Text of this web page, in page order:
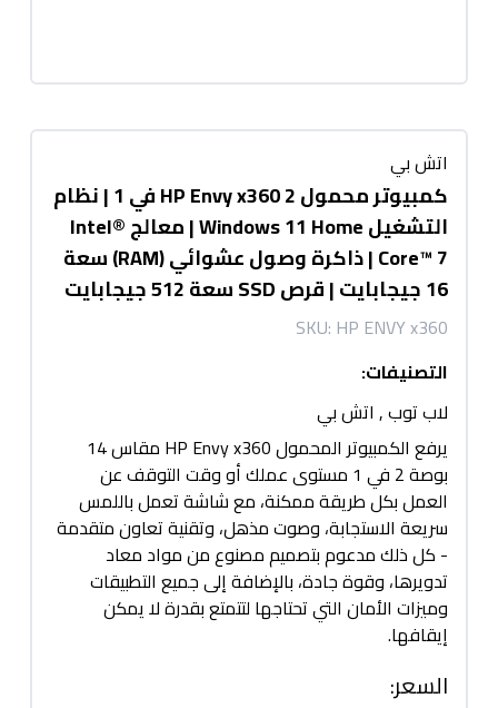
اتش بي
كمبيوتر محمول HP Envy x360 2 في 1 | نظام
التشغيل Windows 11 Home | معالج Intel®
Core™ 7 | ذاكرة وصول عشوائي (RAM) سعة
16 جيجابايت | قرص SSD سعة 512 جيجابايت
SKU: HP ENVY x360
التصنيفات:
لاب توب, اتش بي
يرفع الكمبيوتر المحمول HP Envy x360 مقاس 14
بوصة 2 في 1 مستوى عملك أو وقت التوقف عن
العمل بكل طريقة ممكنة، مع شاشة تعمل باللمس
سريعة الاستجابة، وصوت مذهل، وتقنية تعاون متقدمة
- كل ذلك مدعوم بتصميم مصنوع من مواد معاد
تدويرها، وقوة جادة، بالإضافة إلى جميع التطبيقات
وميزات الأمان التي تحتاجها لتتمتع بقدرة لا يمكن
إيقافها.
السعر: